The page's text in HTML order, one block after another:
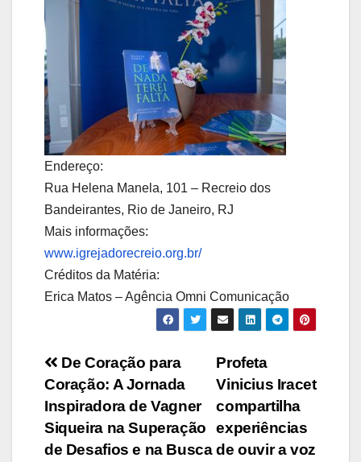
Endereço:
Rua Helena Manela, 101 – Recreio dos
Bandeirantes, Rio de Janeiro, RJ
Mais informações:
www.igrejadorecreio.org.br/
Créditos da Matéria:
Erica Matos – Agência Omni Comunicação
Navegação
de
Post
Profeta
Vinicius Iracet
compartilha
experiências
de ouvir a voz
De Coração para
Coração: A Jornada
Inspiradora de Vagner
Siqueira na Superação
de Desafios e na Busca